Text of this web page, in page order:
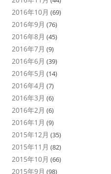
2016年10月 (69)
2016年9月 (76)
2016年8月 (45)
2016年7月 (9)
2016年6月 (39)
2016年5月 (14)
2016年4月 (7)
2016年3月 (6)
2016年2月 (6)
2016年1月 (9)
2015年12月 (35)
2015年11月 (82)
2015年10月 (66)
2015年9月 (98)